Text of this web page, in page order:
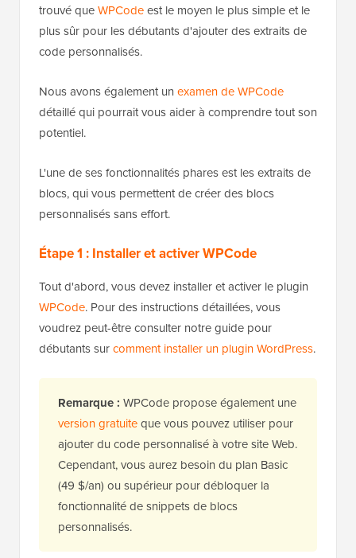
trouvé queWPCodeest le moyen le plus simple et le
plus sûr pour les débutants d'ajouter des extraits de
code personnalisés.
Nous avons également un examen de WPCode
détaillé qui pourrait vous aider à comprendre tout son
potentiel.
L'une de ses fonctionnalités phares est les extraits de
blocs, qui vous permettent de créer des blocs
personnalisés sans effort.
Étape 1 : Installer et activer WPCode
Tout d'abord, vous devez installer et activer le plugin
WPCode. Pour des instructions détaillées, vous
voudrez peut-être consulter notre guide pour
débutants surcomment installer un plugin WordPress.
Remarque : WPCode propose également une
version gratuiteque vous pouvez utiliser pour
ajouter du code personnalisé à votre site Web.
Cependant, vous aurez besoin du plan Basic
(49 $/an) ou supérieur pour débloquer la
fonctionnalité de snippets de blocs
personnalisés.